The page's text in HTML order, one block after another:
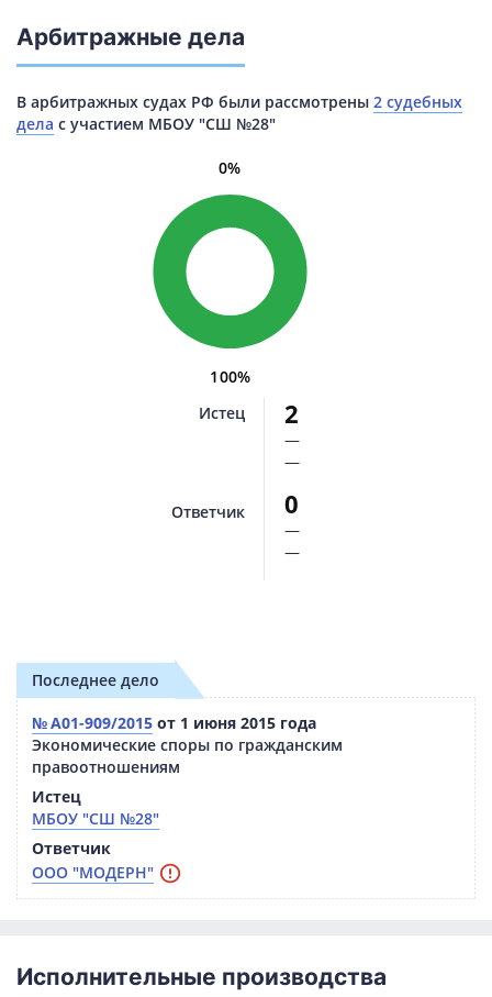
Арбитражные дела
В арбитражных судах РФ были рассмотрены 2 судебных
дела с участием МБОУ "СШ №28"
100%
0%
Истец
Ответчик
2
—
—
0
—
—
Последнее дело
№ А01-909/2015 от 1 июня 2015 года
Экономические споры по гражданским
правоотношениям
Истец
МБОУ "СШ №28"
Ответчик
ООО "МОДЕРН"
Исполнительные производства